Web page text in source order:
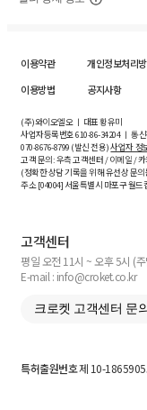
이용약관 개인정보처리
이용방법
공지사항
(주)와이오엘오 ㅣ 대표 황유미
사업자등록번호610-86-34204ㅣ 통
070-8676-8799 (발신 전용)사업자 정
고객 문의: 우측 고객센터 / 이메일 /
(정확한 상담 기록을 위해 유선상 문
주소 [04004] 서울특별시 마포구 월
고객센터
평일 오전 11시 ~ 오후 5시 (
E-mail : info@croket.co.kr
크로켓 고객센터 문
특허출원번호제 10-